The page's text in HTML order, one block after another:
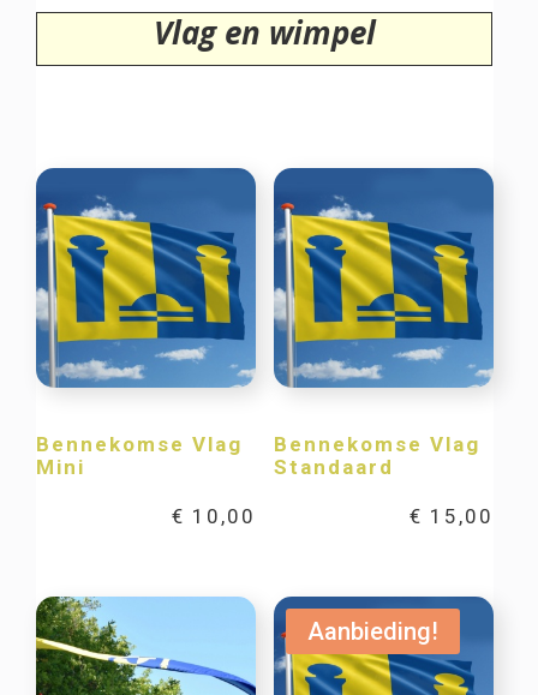
Vlag en wimpel
Bennekomse Vlag
Mini
€ 10,00
Bennekomse Vlag
Standaard
€ 15,00
Aanbieding!